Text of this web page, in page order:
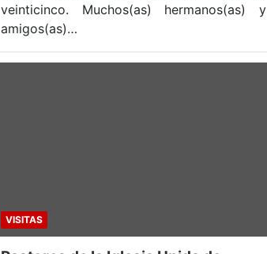
veinticinco. Muchos(as) hermanos(as) y
amigos(as)…
VISITAS